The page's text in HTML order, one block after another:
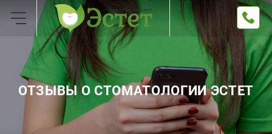
ОТЗЫВЫ О СТОМАТОЛОГИИ ЭСТЕТ